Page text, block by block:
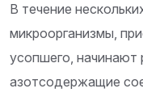
В течение
микроорганизмы,
усопшего, начинают
азотсодержащие